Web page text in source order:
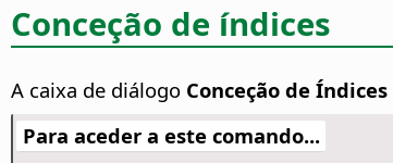
Conceção de índices
A caixa de diálogo Conceção de Índices
Para aceder a este comando...